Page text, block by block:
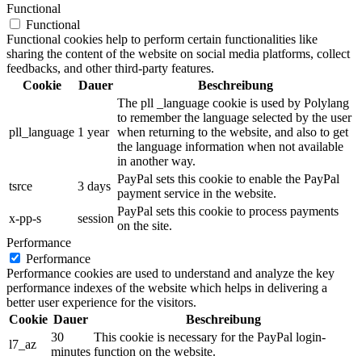
Functional
Functional
Functional cookies help to perform certain functionalities like
sharing the content of the website on social media platforms, collect
feedbacks, and other third-party features.
Cookie
Dauer Beschreibung
pll_language 1 year
The pll _language cookie is used by Polylang
to remember the language selected by the user
when returning to the website, and also to get
the language information when not available
in another way.
tsrce
3 days
PayPal sets this cookie to enable the PayPal
payment service in the website.
x-pp-s
session
PayPal sets this cookie to process payments
on the site.
Performance
Performance
Performance cookies are used to understand and analyze the key
performance indexes of the website which helps in delivering a
better user experience for the visitors.
Cookie Dauer
Beschreibung
l7_az
30
minutes
This cookie is necessary for the PayPal login-
function on the website.